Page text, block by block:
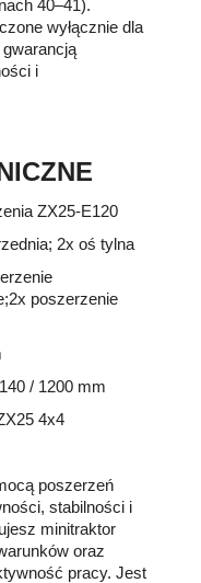
40–41).
wyłącznie dla
i
ZX25-E120
2x oś tylna
2x poszerzenie
/ 1200 mm
4x4
poszerzeń
stabilności i
minitraktor
oraz
pracy. Jest